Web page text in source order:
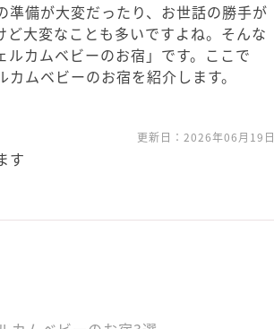
備が大変だったり、お世話の勝手が
大変なことも多いですよね。そんな
カムベビーのお宿」です。ここで
ムベビーのお宿を紹介します。
更新日： 2026年06月19日
す